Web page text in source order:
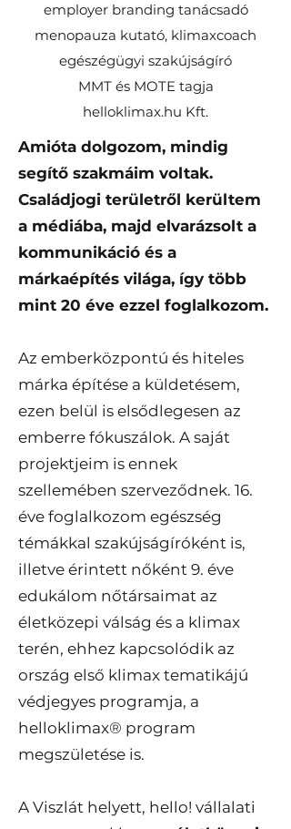
employer branding tanácsadó
menopauza kutató, klimaxcoach
egészégügyi szakújságíró
MMT és MOTE tagja
helloklimax.hu Kft.
Amióta dolgozom, mindig
segítő szakmáim voltak.
Családjogi területről kerültem
a médiába, majd elvarázsolt a
kommunikáció és a
márkaépítés világa, így több
mint 20 éve ezzel foglalkozom.
Az emberközpontú és hiteles
márka építése a küldetésem,
ezen belül is elsődlegesen az
emberre fókuszálok. A saját
projektjeim is ennek
szellemében szerveződnek. 16.
éve foglalkozom egészség
témákkal szakújságíróként is,
illetve érintett nőként 9. éve
edukálom nőtársaimat az
életközepi válság és a klimax
terén, ehhez kapcsolódik az
ország első klimax tematikájú
védjegyes programja, a
helloklimax® program
megszületése is.
A Viszlát helyett, hello! vállalati